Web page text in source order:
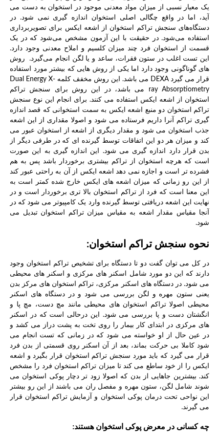
یک معیار نسبی از میزان مواد معدنی موجود در استخوان به دست می
آید، اما در واقع چگالی اصلی استخوان اندازه گیری نمی شود. در
دستگاه‌های سنجش تراکم استخوان از اشعه ایکس برای تصویربرداری
استفاده می‌شود. در حقیقت با این آزمون مشخص می‌شود که در یک
قسمت از استخوان فرد چند میزان کلسیم و املاح معدنی وجود دارد.
این تست اغلب در ستون فقرات، ساعد و یا لگن انجام می‌گیرد. روش
های گوناگونی وجود دارد اما یکی از روش هایی که بیشتر مورد استفاده
قرار می گیرد DEXA می باشد. این روش مخفف کلمه Dual Energy X-
ray Absorptiometry می باشد، در این روش برای سنجش تراکم
استخوان از اشعه ایکس استفاده می کنند. برای انجام این نوع سنجش
تراکم استخوان دو منبع اشعه ایکس به سمت استخوانی که قصد اندازه
گیری تراکم آنرا داریم فرستاده می شود و اصولا مقداری از این اشعه
جذب استخوان می شود و مقدار دیگری از اشعه از استخوان عبور می
کند و میزان هر دو این اتفاقات توسط گیرنده ای که در طرفی دیگر از
بدن قرار دارد اندازه گیری می شود. این اندازه گیری به این صورت
است که هرچه استخوان از تراکم بیشتری برخوردار باشد پس به هم
فشرده تر است و اجازه نمی دهد اشعه ایکس از آن به راحتی عبور کند
از این رو زمانی که میزان اشعه های ایکس خارج شده کمتر است به
این معنا است که فرد از تراکم استخوان بالا تری برخوردار است و در
نهایت این اشعه دریافتی توسط گیرنده وارد یک کامپیوتر می شود که در
آنجا مقیاس مقدار اشعه به مقیاس میزان تراکم استخوان تبدیل می
شود.
نحوه سنجش تراکم استخوان:
در کل می توان گفت دو تا دستگاه برای تشخیص تراکم استخوان وجود
دارند که این دو مورد شامل اسکنر های مرکزی و اسکنر های محیطی
می شود. در دستگاه های اسکنر مرکزی، تراکم استخوان های مرکز بدن
یعنی ستون مهره و لگن بررسی می شود و در دستگاه های اسکنر
محیطی اصولا تراکم استخوان های محیطی مانند مچ دست، مچ پا و
انگشتان دست و پا بررسی می شود. این درحالی است که در اسکنر
های مرکزی در ابتدای کار بیمار را روی تخت به پشت دراز می کشد و
در عین حال از او خواسته می شود که در زمانی که تست انجام می
شود کاملا بی حرکت بماند، بعد از آن اسکنر روی قسمتی از بدن فرد
قرار می گیرد که باید مورد سنجش تراکم استخوان قرار بگیرد و اشعه
ایکس را از خود ساطع می کند تا میزان تراکم استخوان فرد را مشخص
کند. بیشترین جاهایی از بدن که اصولا زود تر دچار پوکی استخوان می
شوند شامل لگن، ستون مهره و مفصل ران می باشند از این رو بیشتر
این نواحی تحت درمان پوکی استخوان و آزمایش تراکم استخوان قرار
می گیرند.
چه کسانی در معرض پوکی استخوان هستند: